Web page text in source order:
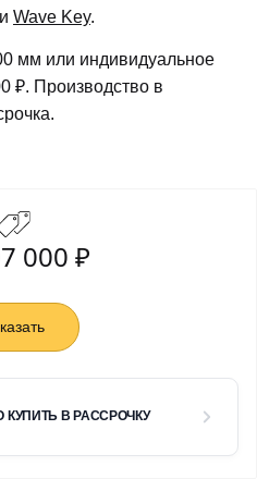
Wave Key.
мм или индивидуальное
₽. Производство в
000 ₽
КУПИТЬ В РАССРОЧКУ